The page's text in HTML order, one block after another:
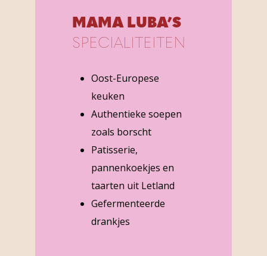
MAMA LUBA’S
SPECIALITEITEN
Oost-Europese
keuken
Authentieke soepen
zoals borscht
Patisserie,
pannenkoekjes en
taarten uit Letland
Gefermenteerde
drankjes